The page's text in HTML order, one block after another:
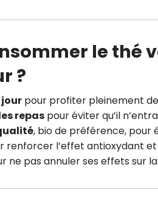
le thé
?
jour pour profiter pleinement
repas pour éviter qu’il
, bio de préférence, pour
renforcer l’effet antioxydant
ne pas annuler ses effets sur